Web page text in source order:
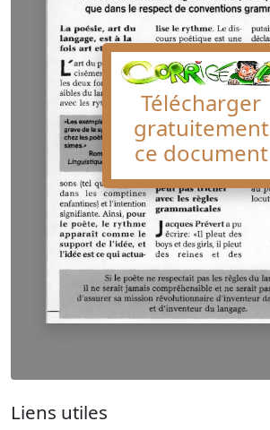
Télécharger
gratuitement
ce document
Liens utiles